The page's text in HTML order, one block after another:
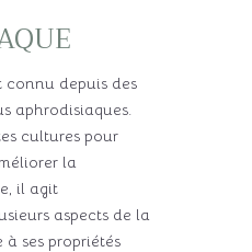
connu depuis des
aphrodisiaques.
cultures pour
la
il agit
aspects de la
à ses propriétés